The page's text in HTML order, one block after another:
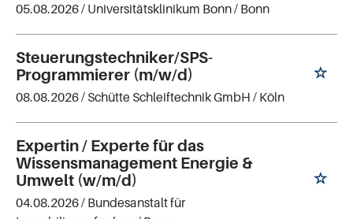
05.08.2026 / Universitätsklinikum Bonn/ Bonn
Steuerungstechniker/SPS-
Programmierer (m/w/d)
08.08.2026 / Schütte Schleiftechnik GmbH / Köln
Expertin / Experte für das
Wissensmanagement Energie &
Umwelt (w/m/d)
04.08.2026 / Bundesanstalt für